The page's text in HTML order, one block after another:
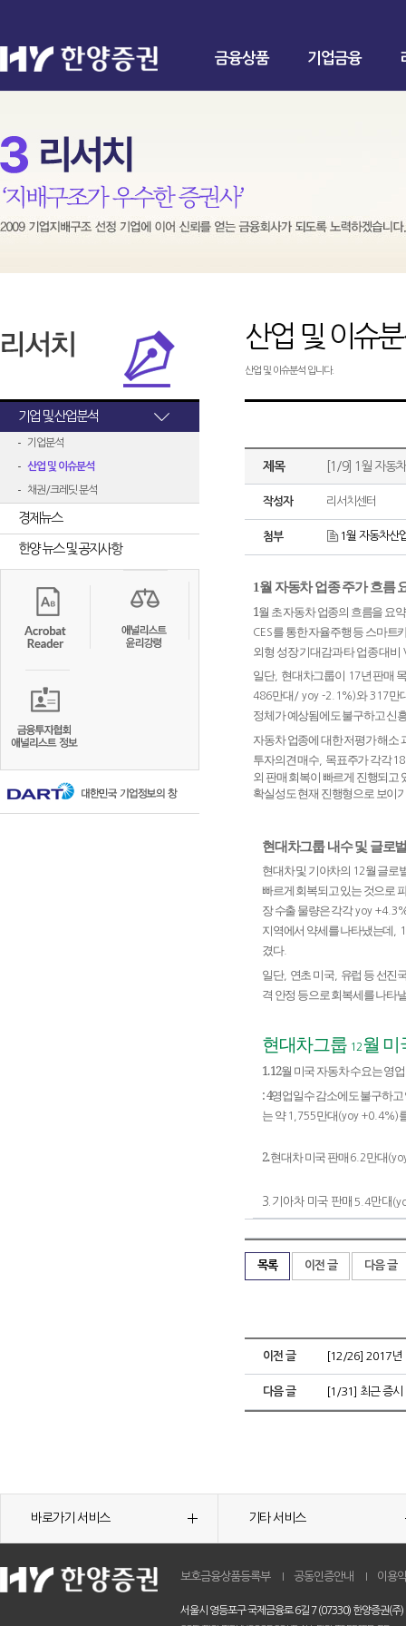
금융상품 기업금융
기업 및 산업분석
기업분석
산업 및 이슈분석
채권/크레딧 분석
경제뉴스
한양 뉴스 및 공지사항
산업 및 이슈
산업 및 이슈분석 입니다.
제목 [1/9] 1월 자동
작성자 리서치센터
첨부 1월 자동차산
1월 자동차 업종 주가 흐름
1월 초 자동차 업종의 흐름을 요
CES를 통한 자율주행 등 스마트
외형 성장 기대감과 타 업종 대비
일단, 현대차그룹이 17년 판매
486만대 / yoy -2.1%)와317만
정체가 예상됨에도 불구하고 신
자동차 업종에 대한 저평가 해소
투자의견 매수 목표주가 각각18
외 판매 회복이 빠르게 진행되고
확실성도 현재 진행형으로 보이
현대차그룹 내수 및 글로
현대차 및 기아차의 12월 글로
빠르게 회복되고 있는 것으로
장 수출 물량은 각각yoy
지역에서 약세를 나타냈는데 ,
겼다.
일단, 연초 미국,
유럽 등 선진
격 안정 등으로 회복세를 나타
현대차그룹 12월 미
1. 12월 미국 자동차 수요는 영
: 4영업일수 감소에도 불구하
는 약1,755만대(yoy +0.4%)
2.현대차 미국 판매 6.2만대
3. 기아차 미국 판매 5.4만대
목록 이전 글 다음 글
이전 글 [12/26] 2017년
다음 글 [1/31] 최근 증시
바로가기 서비스 기타 서비스
보호금융상품등록부 공동인증안내 이용
서울시 영등포구 국제금융로 6길 7 (07330) 한양증권(주)